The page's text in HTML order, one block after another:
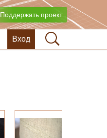
Поддержать проект
Вход